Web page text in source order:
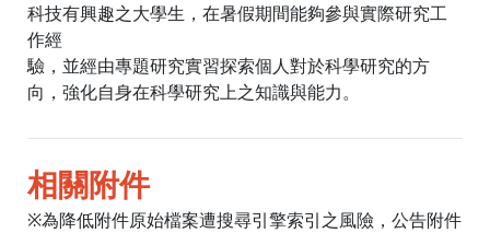
科技有興趣之大學生，在暑假期間能夠參與實際研究工
作經
驗，並經由專題研究實習探索個人對於科學研究的方
向，強化自身在科學研究上之知識與能力。
相關附件
※為降低附件原始檔案遭搜尋引擎索引之風險，公告附件